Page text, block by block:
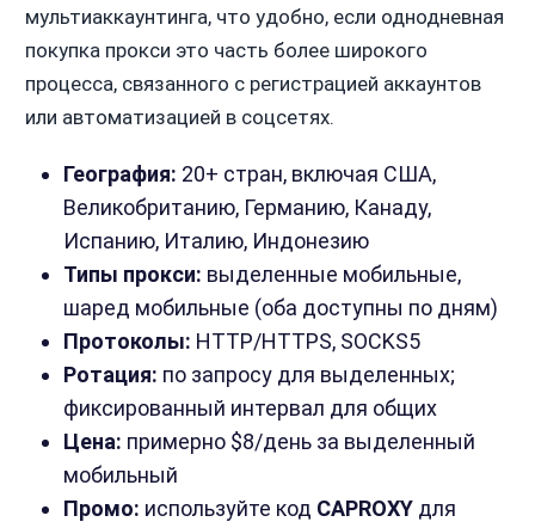
мультиаккаунтинга, что удобно, если однодневная
покупка прокси это часть более широкого
процесса, связанного с регистрацией аккаунтов
или автоматизацией в соцсетях.
География: 20+ стран, включая США,
Великобританию, Германию, Канаду,
Испанию, Италию, Индонезию
Типы прокси: выделенные мобильные,
шаред мобильные (оба доступны по дням)
Протоколы: HTTP/HTTPS, SOCKS5
Ротация: по запросу для выделенных;
фиксированный интервал для общих
Цена: примерно $8/день за выделенный
мобильный
Промо: используйте код CAPROXYдля